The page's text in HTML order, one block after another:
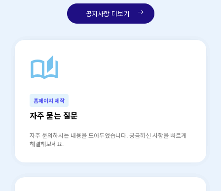
공지사항 더보기 east
auto_stories
홈페이지 제작
자주 묻는 질문
자주 문의하시는 내용을 모아두었습니다. 궁금하신 사항을 빠르게
해결해보세요.